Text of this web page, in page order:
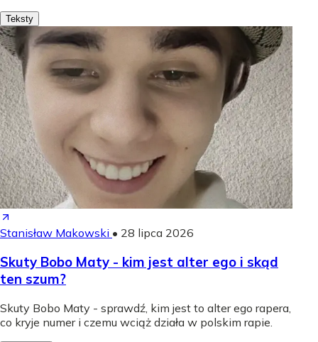
Teksty
Stanisław Makowski • 28 lipca 2026
Skuty Bobo Maty - kim jest alter ego i skąd
ten szum?
Skuty Bobo Maty - sprawdź, kim jest to alter ego rapera,
co kryje numer i czemu wciąż działa w polskim rapie.